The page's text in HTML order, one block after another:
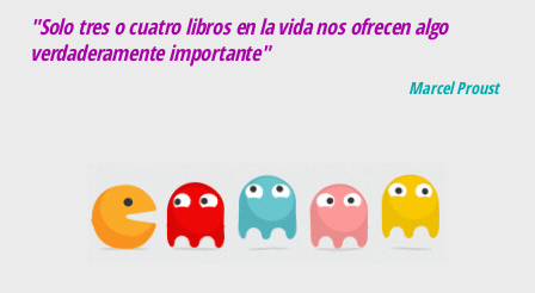
"Solo tres o cuatro libros en la vida nos ofrecen algo
verdaderamente importante"
Marcel Proust